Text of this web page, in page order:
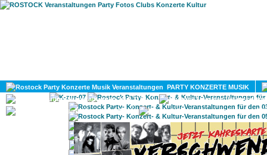
PARTY KONZERTE MUSIK
KULTUR
GAY